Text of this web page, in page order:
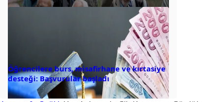
Öğrencilere burs, misafirhane ve kırtasiye
desteği: Başvurular başladı